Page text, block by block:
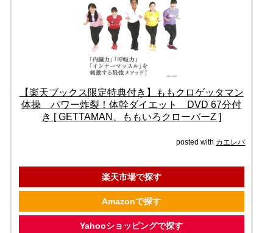
【楽天ブックス限定特典付き】ももクロゲッタマン
体操 パワー炸裂！体幹ダイエット DVD 67分付
き [ GETTAMAN、ももいろクローバーZ ]
posted with カエレバ
楽天市場で探す
Amazonで探す
Yahooショッピングで探す